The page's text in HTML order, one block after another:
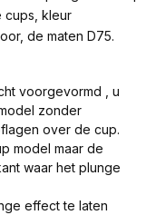
cups, kleur
de maten D75.
voorgevormd , u
zonder
over de cup.
model maar de
waar het plunge
effect te laten